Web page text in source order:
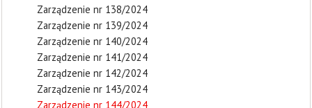
Zarządzenie nr 138/2024
Zarządzenie nr 139/2024
Zarządzenie nr 140/2024
Zarządzenie nr 141/2024
Zarządzenie nr 142/2024
Zarządzenie nr 143/2024
Zarządzenie nr 144/2024